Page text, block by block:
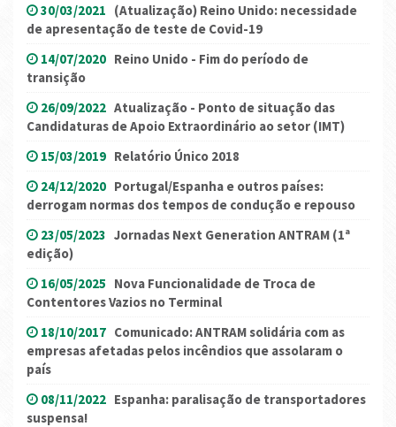
30/03/2021 (Atualização) Reino Unido: necessidade
de apresentação de teste de Covid-19
14/07/2020 Reino Unido - Fim do período de
transição
26/09/2022 Atualização - Ponto de situação das
Candidaturas de Apoio Extraordinário ao setor (IMT)
15/03/2019 Relatório Único 2018
24/12/2020 Portugal/Espanha e outros países:
derrogam normas dos tempos de condução e repouso
23/05/2023 Jornadas Next Generation ANTRAM (1ª
edição)
16/05/2025 Nova Funcionalidade de Troca de
Contentores Vazios no Terminal
18/10/2017 Comunicado: ANTRAM solidária com as
empresas afetadas pelos incêndios que assolaram o
país
08/11/2022 Espanha: paralisação de transportadores
suspensa!